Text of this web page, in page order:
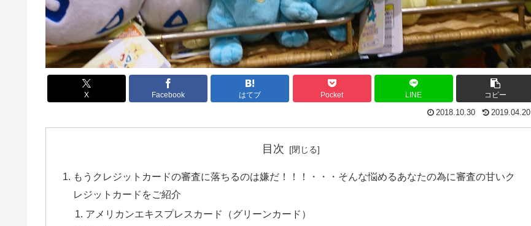
X Facebook はてブ Pocket LINE コピー
2018.10.30 2019.04.20
目次
もうクレジットカードの審査に落ちるのは嫌だ！！！・・・そんな悩めるあなたの為に審査の甘いク
レジットカードをご紹介
アメリカンエキスプレスカード（グリーンカード）